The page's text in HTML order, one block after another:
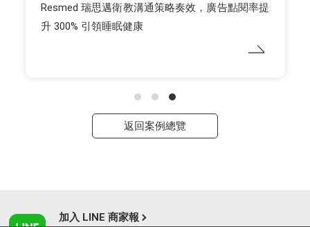
Resmed 瑞思邁衛教溝通策略奏效，廣告點閱率提
升 300% 引領睡眠健康
返回案例總覽
加入 LINE 商家報